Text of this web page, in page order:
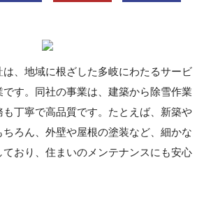
は、地域に根ざした多岐にわたるサービ
す。同社の事業は、建築から除雪作業
も丁寧で高品質です。たとえば、新築や
ちろん、外壁や屋根の塗装など、細かな
おり、住まいのメンテナンスにも安心